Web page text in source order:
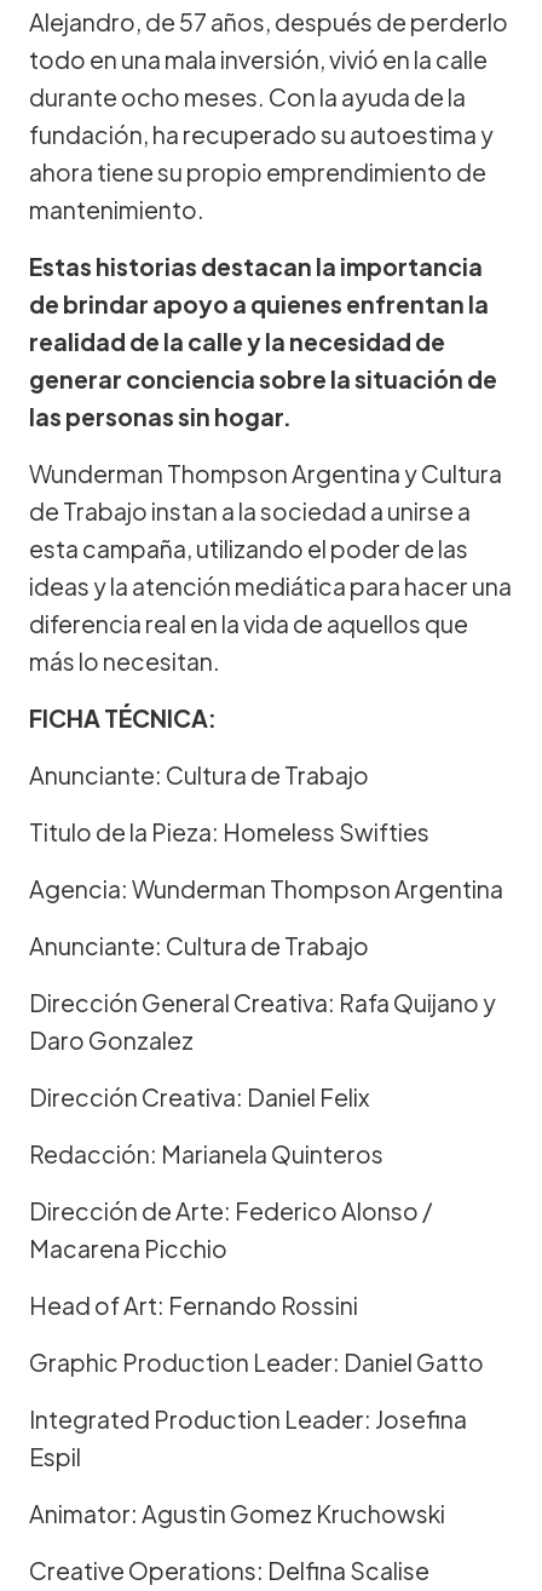
Alejandro, de 57 años, después de perderlo
todo en una mala inversión, vivió en la calle
durante ocho meses. Con la ayuda de la
fundación, ha recuperado su autoestima y
ahora tiene su propio emprendimiento de
mantenimiento.
Estas historias destacan la importancia
de brindar apoyo a quienes enfrentan la
realidad de la calle y la necesidad de
generar conciencia sobre la situación de
las personas sin hogar.
Wunderman Thompson Argentina y Cultura
de Trabajo instan a la sociedad a unirse a
esta campaña, utilizando el poder de las
ideas y la atención mediática para hacer una
diferencia real en la vida de aquellos que
más lo necesitan.
FICHA TÉCNICA:
Anunciante: Cultura de Trabajo
Titulo de la Pieza: Homeless Swifties
Agencia: Wunderman Thompson Argentina
Anunciante: Cultura de Trabajo
Dirección General Creativa: Rafa Quijano y
Daro Gonzalez
Dirección Creativa: Daniel Felix
Redacción: Marianela Quinteros
Dirección de Arte: Federico Alonso /
Macarena Picchio
Head of Art: Fernando Rossini
Graphic Production Leader: Daniel Gatto
Integrated Production Leader: Josefina
Espil
Animator: Agustin Gomez Kruchowski
Creative Operations: Delfina Scalise